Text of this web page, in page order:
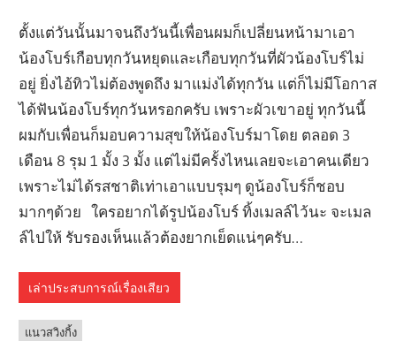
ตั้งแต่วันนั้นมาจนถึงวันนี้เพื่อนผมก็เปลี่ยนหน้ามาเอา
น้องโบร์เกือบทุกวันหยุดและเกือบทุกวันที่ผัวน้องโบร์ไม่
อยู่ ยิ่งไอ้ทิวไม่ต้องพูดถึง มาแม่งได้ทุกวัน แต่ก็ไม่มีโอกาส
ได้ฟันน้องโบร์ทุกวันหรอกครับ เพราะผัวเขาอยู่ ทุกวันนี้
ผมกับเพื่อนก็มอบความสุขให้น้องโบร์มาโดย ตลอด 3
เดือน 8 รุม 1 มั้ง 3 มั้ง แต่ไม่มีครั้งไหนเลยจะเอาคนเดียว
เพราะไม่ได้รสชาติเท่าเอาแบบรุมๆ ดูน้องโบร์ก็ชอบ
มากๆด้วย ใครอยากได้รูปน้องโบร์ ทิ้งเมลล์ไว้นะ จะเมล
ล์ไปให้ รับรองเห็นแล้วต้องยากเย็ดแน่ๆครับ…
เล่าประสบการณ์เรื่องเสียว
แนวสวิงกิ้ง